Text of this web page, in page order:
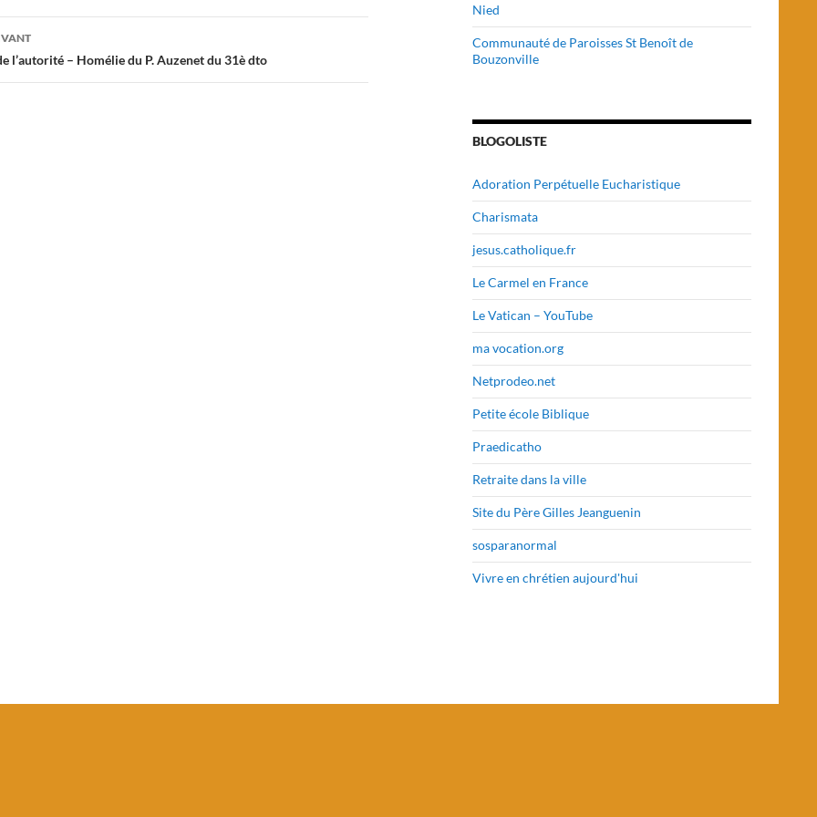
l’autorité – Homélie du P. Auzenet du 31è dto
Nied
Communauté de Paroisses St Benoît de
Bouzonville
BLOGOLISTE
Adoration Perpétuelle Eucharistique
Charismata
jesus.catholique.fr
Le Carmel en France
Le Vatican – YouTube
ma vocation.org
Netprodeo.net
Petite école Biblique
Praedicatho
Retraite dans la ville
Site du Père Gilles Jeanguenin
sosparanormal
Vivre en chrétien aujourd'hui